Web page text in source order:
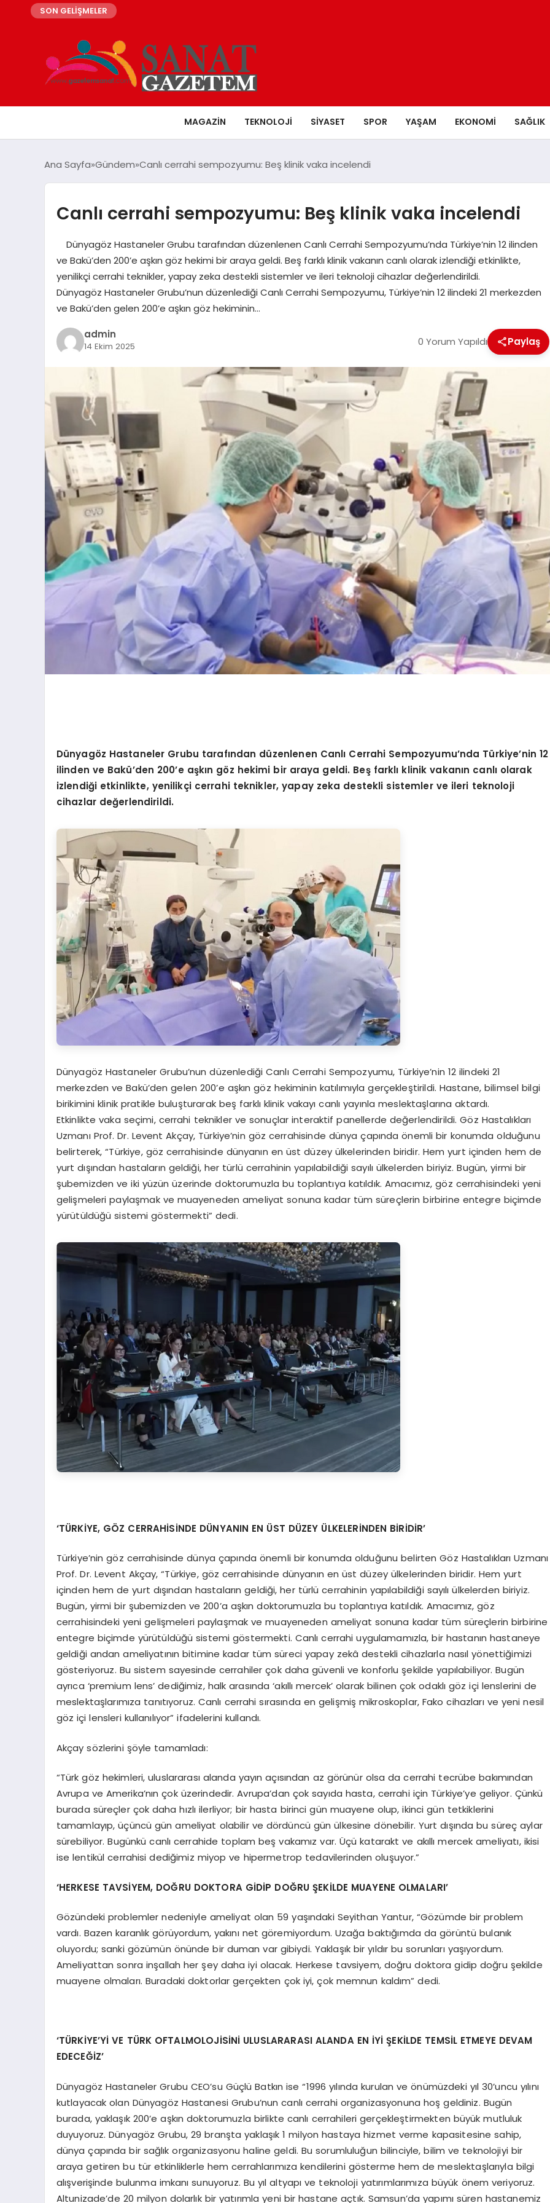
SON GELİŞMELER
MAGAZIN TEKNOLOJI SIYASET SPOR YAŞAM EKONOMI SAĞLIK
Ana Sayfa Gündem Canlı cerrahi sempozyumu: Beş klinik vaka incelendi
Canlı cerrahi sempozyumu: Beş klinik vaka incelendi
Dünyagöz Hastaneler Grubu tarafından düzenlenen Canlı Cerrahi Sempozyumu’nda Türkiye’nin 12 ilinden
ve Bakü’den 200’e aşkın göz hekimi bir araya geldi. Beş farklı klinik vakanın canlı olarak izlendiği etkinlikte,
yenilikçi cerrahi teknikler, yapay zeka destekli sistemler ve ileri teknoloji cihazlar değerlendirildi.
Dünyagöz Hastaneler Grubu’nun düzenlediği Canlı Cerrahi Sempozyumu, Türkiye’nin 12 ilindeki 21 merkezden
ve Bakü’den gelen 200’e aşkın göz hekiminin…
admin
14 Ekim 2025 0 Yorum Yapıldı Paylaş
Dünyagöz Hastaneler Grubu tarafından düzenlenen Canlı Cerrahi Sempozyumu’nda Türkiye’nin 12
ilinden ve Bakü’den 200’e aşkın göz hekimi bir araya geldi. Beş farklı klinik vakanın canlı olarak
izlendiği etkinlikte, yenilikçi cerrahi teknikler, yapay zeka destekli sistemler ve ileri teknoloji
cihazlar değerlendirildi.
Dünyagöz Hastaneler Grubu’nun düzenlediği Canlı Cerrahi Sempozyumu, Türkiye’nin 12 ilindeki 21
merkezden ve Bakü’den gelen 200’e aşkın göz hekiminin katılımıyla gerçekleştirildi. Hastane, bilimsel bilgi
birikimini klinik pratikle buluşturarak beş farklı klinik vakayı canlı yayınla meslektaşlarına aktardı.
Etkinlikte vaka seçimi, cerrahi teknikler ve sonuçlar interaktif panellerde değerlendirildi. Göz Hastalıkları
Uzmanı Prof. Dr. Levent Akçay, Türkiye’nin göz cerrahisinde dünya çapında önemli bir konumda olduğunu
belirterek, “Türkiye, göz cerrahisinde dünyanın en üst düzey ülkelerinden biridir. Hem yurt içinden hem de
yurt dışından hastaların geldiği, her türlü cerrahinin yapılabildiği sayılı ülkelerden biriyiz. Bugün, yirmi bir
şubemizden ve iki yüzün üzerinde doktorumuzla bu toplantıya katıldık. Amacımız, göz cerrahisindeki yeni
gelişmeleri paylaşmak ve muayeneden ameliyat sonuna kadar tüm süreçlerin birbirine entegre biçimde
yürütüldüğü sistemi göstermekti” dedi.
‘TÜRKİYE, GÖZ CERRAHİSİNDE DÜNYANIN EN ÜST DÜZEY ÜLKELERİNDEN BİRİDİR’
Türkiye’nin göz cerrahisinde dünya çapında önemli bir konumda olduğunu belirten Göz Hastalıkları Uzmanı
Prof. Dr. Levent Akçay, “Türkiye, göz cerrahisinde dünyanın en üst düzey ülkelerinden biridir. Hem yurt
içinden hem de yurt dışından hastaların geldiği, her türlü cerrahinin yapılabildiği sayılı ülkelerden biriyiz.
Bugün, yirmi bir şubemizden ve 200’a aşkın doktorumuzla bu toplantıya katıldık. Amacımız, göz
cerrahisindeki yeni gelişmeleri paylaşmak ve muayeneden ameliyat sonuna kadar tüm süreçlerin birbirine
entegre biçimde yürütüldüğü sistemi göstermekti. Canlı cerrahi uygulamamızla, bir hastanın hastaneye
geldiği andan ameliyatının bitimine kadar tüm süreci yapay zekâ destekli cihazlarla nasıl yönettiğimizi
gösteriyoruz. Bu sistem sayesinde cerrahiler çok daha güvenli ve konforlu şekilde yapılabiliyor. Bugün
ayrıca ‘premium lens’ dediğimiz, halk arasında ‘akıllı mercek’ olarak bilinen çok odaklı göz içi lenslerini de
meslektaşlarımıza tanıtıyoruz. Canlı cerrahi sırasında en gelişmiş mikroskoplar, Fako cihazları ve yeni nesil
göz içi lensleri kullanılıyor” ifadelerini kullandı.
Akçay sözlerini şöyle tamamladı:
“Türk göz hekimleri, uluslararası alanda yayın açısından az görünür olsa da cerrahi tecrübe bakımından
Avrupa ve Amerika’nın çok üzerindedir. Avrupa’dan çok sayıda hasta, cerrahi için Türkiye’ye geliyor. Çünkü
burada süreçler çok daha hızlı ilerliyor; bir hasta birinci gün muayene olup, ikinci gün tetkiklerini
tamamlayıp, üçüncü gün ameliyat olabilir ve dördüncü gün ülkesine dönebilir. Yurt dışında bu süreç aylar
sürebiliyor. Bugünkü canlı cerrahide toplam beş vakamız var. Üçü katarakt ve akıllı mercek ameliyatı, ikisi
ise lentikül cerrahisi dediğimiz miyop ve hipermetrop tedavilerinden oluşuyor.”
‘HERKESE TAVSİYEM, DOĞRU DOKTORA GİDİP DOĞRU ŞEKİLDE MUAYENE OLMALARI’
Gözündeki problemler nedeniyle ameliyat olan 59 yaşındaki Seyithan Yantur, “Gözümde bir problem
vardı. Bazen karanlık görüyordum, yakını net göremiyordum. Uzağa baktığımda da görüntü bulanık
oluyordu; sanki gözümün önünde bir duman var gibiydi. Yaklaşık bir yıldır bu sorunları yaşıyordum.
Ameliyattan sonra inşallah her şey daha iyi olacak. Herkese tavsiyem, doğru doktora gidip doğru şekilde
muayene olmaları. Buradaki doktorlar gerçekten çok iyi, çok memnun kaldım” dedi.
‘TÜRKİYE’Yİ VE TÜRK OFTALMOLOJİSİNİ ULUSLARARASI ALANDA EN İYİ ŞEKİLDE TEMSİL ETMEYE DEVAM
EDECEĞİZ’
Dünyagöz Hastaneler Grubu CEO’su Güçlü Batkın ise “1996 yılında kurulan ve önümüzdeki yıl 30’uncu yılını
kutlayacak olan Dünyagöz Hastanesi Grubu’nun canlı cerrahi organizasyonuna hoş geldiniz. Bugün
burada, yaklaşık 200’e aşkın doktorumuzla birlikte canlı cerrahileri gerçekleştirmekten büyük mutluluk
duyuyoruz. Dünyagöz Grubu, 29 branşta yaklaşık 1 milyon hastaya hizmet verme kapasitesine sahip,
dünya çapında bir sağlık organizasyonu haline geldi. Bu sorumluluğun bilinciyle, bilim ve teknolojiyi bir
araya getiren bu tür etkinliklerle hem cerrahlarımıza kendilerini gösterme hem de meslektaşlarıyla bilgi
alışverişinde bulunma imkanı sunuyoruz. Bu yıl altyapı ve teknoloji yatırımlarımıza büyük önem veriyoruz.
Altunizade’de 20 milyon dolarlık bir yatırımla yeni bir hastane açtık. Samsun’da yapımı süren hastanemiz